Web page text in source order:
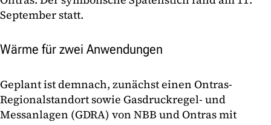
September statt.
Wärme für zwei Anwendungen
Geplant ist demnach, zunächst einen Ontras-
Regionalstandort sowie Gasdruckregel- und
Messanlagen (GDRA) von NBB und Ontras mit